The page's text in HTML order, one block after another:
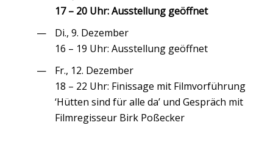
17 – 20 Uhr: Ausstellung geöffnet
Di., 9. Dezember
16 – 19 Uhr: Ausstellung geöffnet
Fr., 12. Dezember
18 – 22 Uhr: Finissage mit Filmvorführung
‘Hütten sind für alle da’ und Gespräch mit
Filmregisseur Birk Poßecker